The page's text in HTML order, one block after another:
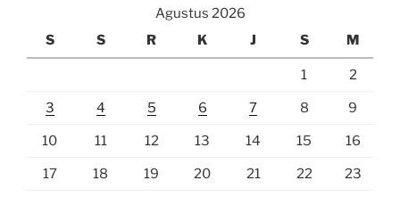
Agustus 2026
S
S R K J S M
1 2
3 4 5 6 7 8 9
10 11 12 13 14 15 16
17 18 19 20 21 22 23